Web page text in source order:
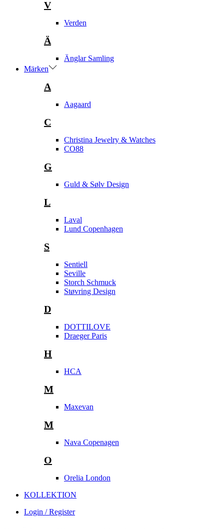
V
Verden
Ä
Änglar Samling
Märken
A
Aagaard
C
Christina Jewelry & Watches
CO88
G
Guld & Sølv Design
L
Laval
Lund Copenhagen
S
Sentiell
Seville
Storch Schmuck
Støvring Design
D
DOTTILOVE
Draeger Paris
H
HCA
M
Maxevan
M
Nava Copenagen
O
Orelia London
KOLLEKTION
Login / Register